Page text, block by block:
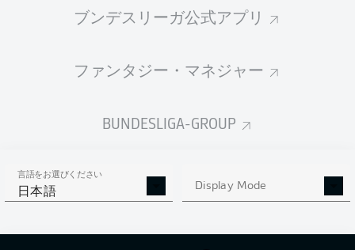
ブンデスリーガ公式アプリ
ファンタジー・マネジャー
BUNDESLIGA-GROUP
言語をお選びください
日本語 Display Mode
統計 シーズン 2022/2023
AERIAL DUELS
WON